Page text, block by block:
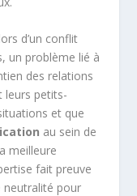
d’un conflit
un problème lié à
des relations
leurs petits-
et que
au sein de
meilleure
fait preuve
neutralité pour